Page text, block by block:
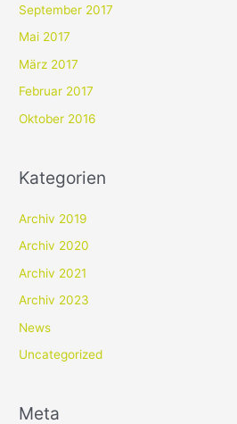
September 2017
Mai 2017
März 2017
Februar 2017
Oktober 2016
Kategorien
Archiv 2019
Archiv 2020
Archiv 2021
Archiv 2023
News
Uncategorized
Meta